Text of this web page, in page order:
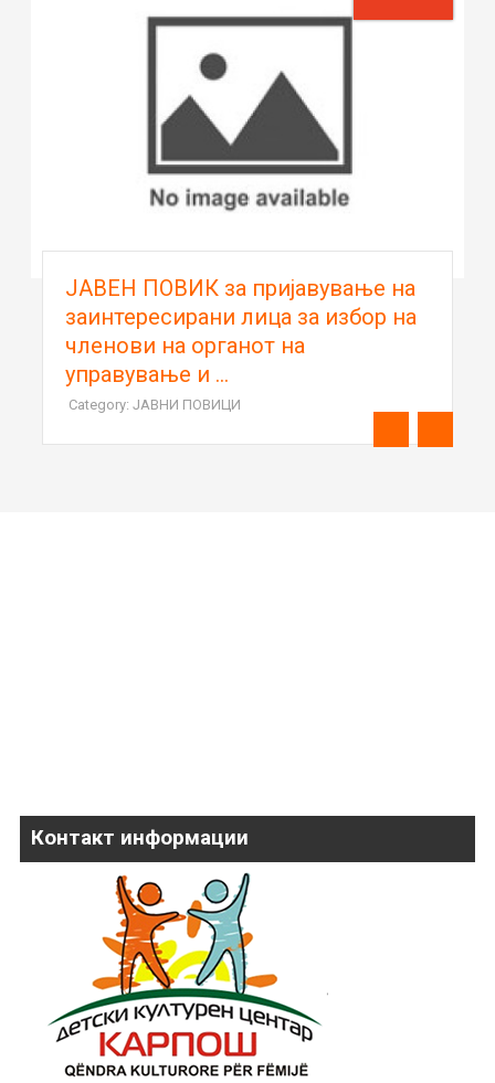
ЈАВЕН ПОВИК за пријавување на
заинтересирани лица за избор на
членови на органот на
управување и ...
Category: ЈАВНИ ПОВИЦИ
Контакт информации